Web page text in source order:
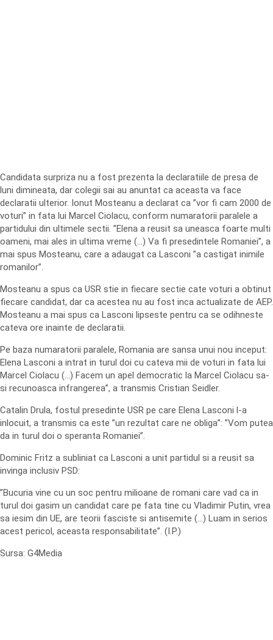
Candidata surpriza nu a fost prezenta la declaratiile de presa de
luni dimineata, dar colegii sai au anuntat ca aceasta va face
declaratii ulterior. Ionut Mosteanu a declarat ca ”vor fi cam 2000 de
voturi” in fata lui Marcel Ciolacu, conform numaratorii paralele a
partidului din ultimele sectii. ”Elena a reusit sa uneasca foarte multi
oameni, mai ales in ultima vreme (…) Va fi presedintele Romaniei”, a
mai spus Mosteanu, care a adaugat ca Lasconi ”a castigat inimile
romanilor”.
Mosteanu a spus ca USR stie in fiecare sectie cate voturi a obtinut
fiecare candidat, dar ca acestea nu au fost inca actualizate de AEP.
Mosteanu a mai spus ca Lasconi lipseste pentru ca se odihneste
cateva ore inainte de declaratii.
Pe baza numaratorii paralele, Romania are sansa unui nou inceput:
Elena Lasconi a intrat in turul doi cu cateva mii de voturi in fata lui
Marcel Ciolacu (…) Facem un apel democratic la Marcel Ciolacu sa-
si recunoasca infrangerea”, a transmis Cristian Seidler.
Catalin Drula, fostul presedinte USR pe care Elena Lasconi l-a
inlocuit, a transmis ca este ”un rezultat care ne obliga”: ”Vom putea
da in turul doi o speranta Romaniei”.
Dominic Fritz a subliniat ca Lasconi a unit partidul si a reusit sa
invinga inclusiv PSD:
”Bucuria vine cu un soc pentru milioane de romani care vad ca in
turul doi gasim un candidat care pe fata tine cu Vladimir Putin, vrea
sa iesim din UE, are teorii fasciste si antisemite (…) Luam in serios
acest pericol, aceasta responsabilitate”. (I.P.)
Sursa: G4Media